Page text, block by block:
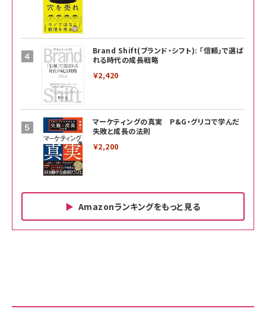
Brand Shift(ブランド・シフト): 「信頼」で選ば
れる時代の成長戦略
￥2,420
マーケティングの真実 P&G・グリコで学んだ
失敗と成長の法則
￥2,200
Amazonランキングをもっと見る
￥880
サポート正規品 メーカー保証5年 KLMEA128G
サポート正規品 メーカー保証5年 KLMEA128G